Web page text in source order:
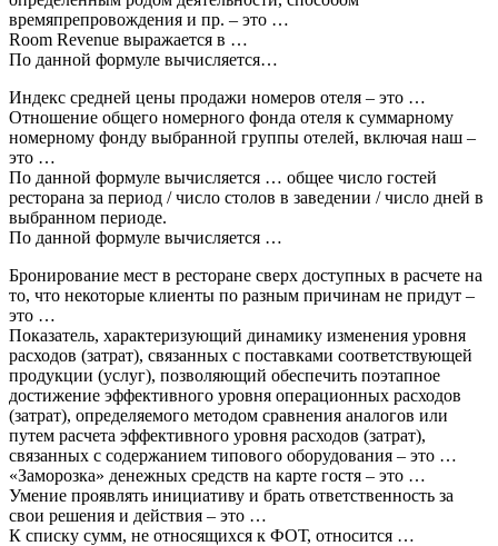
времяпрепровождения и пр. – это …
Room Revenue выражается в …
По данной формуле вычисляется…
Индекс средней цены продажи номеров отеля – это …
Отношение общего номерного фонда отеля к суммарному
номерному фонду выбранной группы отелей, включая наш –
это …
По данной формуле вычисляется … общее число гостей
ресторана за период / число столов в заведении / число дней в
выбранном периоде.
По данной формуле вычисляется …
Бронирование мест в ресторане сверх доступных в расчете на
то, что некоторые клиенты по разным причинам не придут –
это …
Показатель, характеризующий динамику изменения уровня
расходов (затрат), связанных с поставками соответствующей
продукции (услуг), позволяющий обеспечить поэтапное
достижение эффективного уровня операционных расходов
(затрат), определяемого методом сравнения аналогов или
путем расчета эффективного уровня расходов (затрат),
связанных с содержанием типового оборудования – это …
«Заморозка» денежных средств на карте гостя – это …
Умение проявлять инициативу и брать ответственность за
свои решения и действия – это …
К списку сумм, не относящихся к ФОТ, относится …